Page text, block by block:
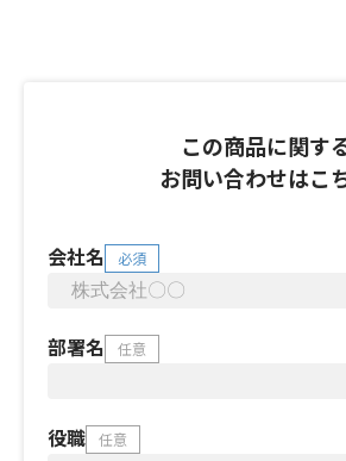
この商品に関す
お問い合わせはこ
会社名 必須
部署名 任意
役職 任意